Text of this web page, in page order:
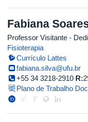
Fabiana
Professor Visitante -
Fisioterapia
Currículo Lattes
fabiana.silva@ufu.br
+55 34 3218-2910 R:
Plano de Trabalho